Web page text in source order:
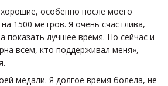
особенно после моего
1500 метров. Я очень счастлива,
показать лучшее время. Но сейчас и
всем, кто поддерживал меня», –
медали. Я долгое время болела, не